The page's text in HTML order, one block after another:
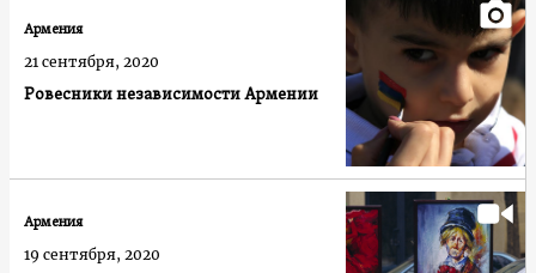
Ровесники независимости Армении
Армения
21 сентября, 2020
Армения
19 сентября, 2020